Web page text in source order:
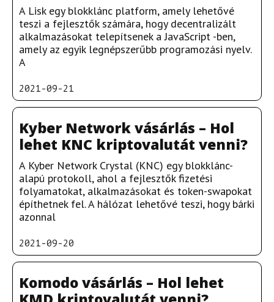
A Lisk egy blokklánc platform, amely lehetővé
teszi a fejlesztők számára, hogy decentralizált
alkalmazásokat telepítsenek a JavaScript -ben,
amely az egyik legnépszerűbb programozási nyelv.
A
2021-09-21
Kyber Network vásárlás – Hol
lehet KNC kriptovalutát venni?
A Kyber Network Crystal (KNC) egy blokklánc-
alapú protokoll, ahol a fejlesztők fizetési
folyamatokat, alkalmazásokat és token-swapokat
építhetnek fel. A hálózat lehetővé teszi, hogy bárki
azonnal
2021-09-20
Komodo vásárlás – Hol lehet